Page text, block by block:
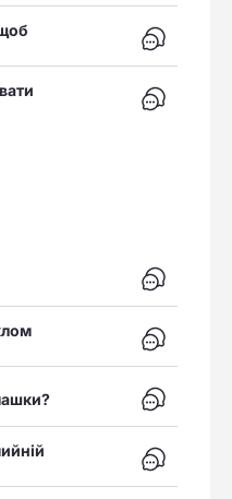
Відкрити
Відкрити
Відкрити
Відкрити
Відкрити
Відкрити